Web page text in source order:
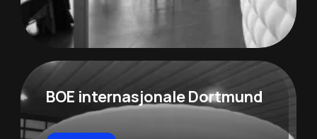
BOE internasjonale Dortmund